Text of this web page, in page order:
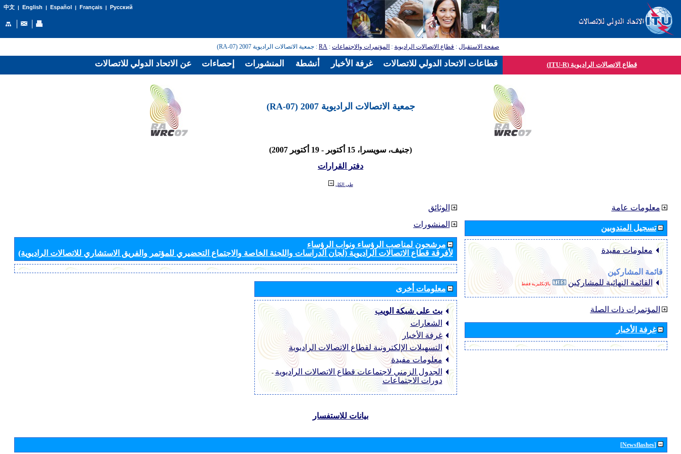
中文| English | Español | Français| Русский
صفحة الاستقبال: قطاع الاتصالات الراديوية: المؤتمرات والاجتماعات:
RA: جمعية الاتصالات الراديوية 2007 (RA-07)
قطاع الاتصالات الراديوية (ITU-R)
جمعية الاتصالات الراديوية 2007 (RA-07)
(جنيف، سويسرا، 15 أكتوبر - 19 أكتوبر 2007)
دفتر القرارات
طي الكل
الوثائق
المنشورات
مرشحون لمناصب الرؤساء ونواب الرؤساء
لأفرقة قطاع الاتصالات الراديوية (لجان الدراسات واللجنة الخاصة والاجتماع التحضيري للمؤتمر والفريق الاستشاري للاتصالات الراديوية)
معلومات أخرى
بث على شبكة الويب
الشعارات
غرفة الأخبار
التسهيلات الإلكترونية لقطاع الاتصالات الراديوية
معلومات مفيدة
الجدول الزمني لاجتماعات قطاع الاتصالات الراديوية -
دورات الاجتماعات
معلومات عامة
تسجيل المندوبين
معلومات مفيدة
قائمة المشاركين
القائمة النهائية للمشاركين
بالإنكليزية فقط
المؤتمرات ذات الصلة
غرفة الأخبار
بيانات للاستفسار
[Newsflashes]
عن الاتحاد الدولي للاتصالات إحصاءات المنشورات أنشطة غرفة الأخبار قطاعات الاتحاد الدولي للاتصالات